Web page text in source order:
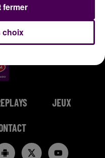
JEUX
choix
fermer